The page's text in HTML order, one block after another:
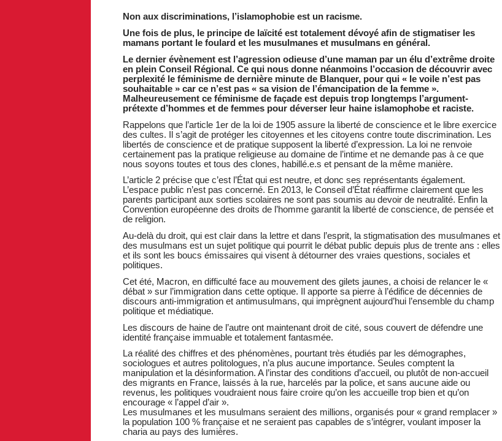
Non aux discriminations, l’islamophobie est un racisme.
Une fois de plus, le principe de laïcité est totalement dévoyé afin de stigmatiser les
mamans portant le foulard et les musulmanes et musulmans en général.
Le dernier évènement est l’agression odieuse d’une maman par un élu d’extrême droite
en plein Conseil Régional. Ce qui nous donne néanmoins l’occasion de découvrir avec
perplexité le féminisme de dernière minute de Blanquer, pour qui « le voile n’est pas
souhaitable » car ce n’est pas « sa vision de l’émancipation de la femme ».
Malheureusement ce féminisme de façade est depuis trop longtemps l’argument-
prétexte d’hommes et de femmes pour déverser leur haine islamophobe et raciste.
Rappelons que l’article 1er de la loi de 1905 assure la liberté de conscience et le libre exercice
des cultes. Il s’agit de protéger les citoyennes et les citoyens contre toute discrimination. Les
libertés de conscience et de pratique supposent la liberté d’expression. La loi ne renvoie
certainement pas la pratique religieuse au domaine de l’intime et ne demande pas à ce que
nous soyons toutes et tous des clones, habillé.e.s et pensant de la même manière.
L’article 2 précise que c’est l’État qui est neutre, et donc ses représentants également.
L’espace public n’est pas concerné. En 2013, le Conseil d’État réaffirme clairement que les
parents participant aux sorties scolaires ne sont pas soumis au devoir de neutralité. Enfin la
Convention européenne des droits de l’homme garantit la liberté de conscience, de pensée et
de religion.
Au-delà du droit, qui est clair dans la lettre et dans l’esprit, la stigmatisation des musulmanes et
des musulmans est un sujet politique qui pourrit le débat public depuis plus de trente ans : elles
et ils sont les boucs émissaires qui visent à détourner des vraies questions, sociales et
politiques.
Cet été, Macron, en difficulté face au mouvement des gilets jaunes, a choisi de relancer le «
débat » sur l’immigration dans cette optique. Il apporte sa pierre à l’édifice de décennies de
discours anti-immigration et antimusulmans, qui imprègnent aujourd’hui l’ensemble du champ
politique et médiatique.
Les discours de haine de l’autre ont maintenant droit de cité, sous couvert de défendre une
identité française immuable et totalement fantasmée.
La réalité des chiffres et des phénomènes, pourtant très étudiés par les démographes,
sociologues et autres politologues, n’a plus aucune importance. Seules comptent la
manipulation et la désinformation. A l’instar des conditions d’accueil, ou plutôt de non-accueil
des migrants en France, laissés à la rue, harcelés par la police, et sans aucune aide ou
revenus, les politiques voudraient nous faire croire qu’on les accueille trop bien et qu’on
encourage « l’appel d’air ».
Les musulmanes et les musulmans seraient des millions, organisés pour « grand remplacer »
la population 100 % française et ne seraient pas capables de s’intégrer, voulant imposer la
charia au pays des lumières.